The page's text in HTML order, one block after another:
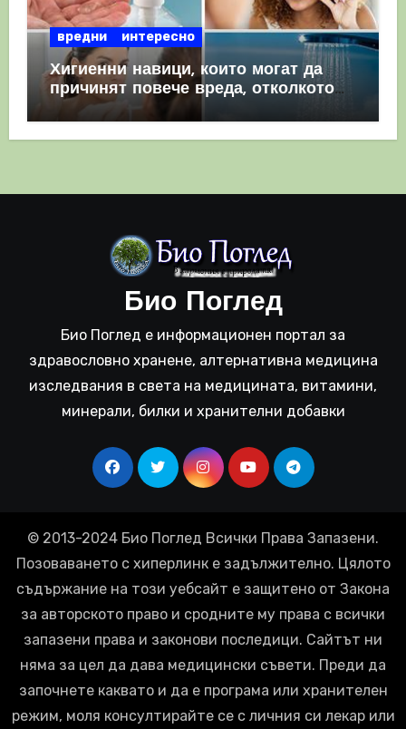
вредни интересно
Хигиенни навици, които могат да
причинят повече вреда, отколкото
полза
Био Поглед
Био Поглед е информационен портал за
здравословно хранене, алтернативна медицина
изследвания в света на медицината, витамини,
минерали, билки и хранителни добавки
© 2013-2024 Био Поглед Всички Права Запазени.
Позоваването с хиперлинк е задължително. Цялото
съдържание на този уебсайт е защитено от Закона
за авторското право и сродните му права с всички
запазени права и законови последици. Сайтът ни
няма за цел да дава медицински съвети. Преди да
започнете каквато и да е програма или хранителен
режим, моля консултирайте се с личния си лекар или